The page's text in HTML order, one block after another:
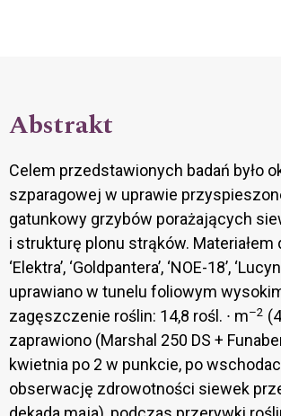
Abstrakt
Celem przedstawionych badań było
szparagowej w uprawie
gatunkowy grzybów porażających
i strukturę plonu strąków.
‘Elektra’, ‘Goldpantera’, ‘NOE-18’,
uprawiano w tunelu foliowym
zagęszczenie roślin: 14,8 rośl. ∙ m–2
zaprawiono (Marshal 250 DS +
kwietnia po 2 w punkcie, po
obserwację zdrowotności siewek